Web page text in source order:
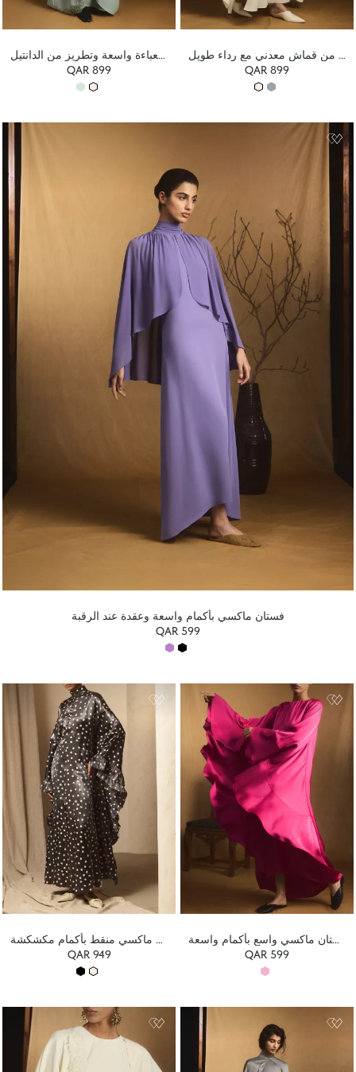
فستان طويل مزين بعباءة واسعة وتطريز من الدانتيل
QAR 899
فستان ماكسي من قماش معدني مع رداء طويل
QAR 899
فستان ماكسي بأكمام واسعة وعقدة عند الرقبة
QAR 599
فستان ماكسي منقط بأكمام مكشكشة
QAR 949
فستان ماكسي واسع بأكمام واسعة
QAR 599